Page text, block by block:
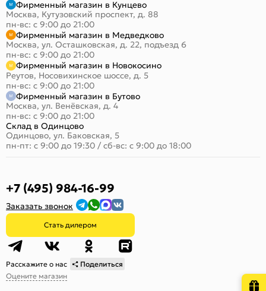
Фирменный магазин в Кунцево
Москва, Кутузовский проспект, д. 88
пн-вс: с 9:00 до 21:00
Фирменный магазин в Медведково
Москва, ул. Осташковская, д. 22, подъезд 6
пн-вс: с 9:00 до 21:00
Фирменный магазин в Новокосино
Реутов, Носовихинское шоссе, д. 5
пн-вс: с 9:00 до 21:00
Фирменный магазин в Бутово
Москва, ул. Венёвская, д. 4
пн-вс: с 9:00 до 21:00
Склад в Одинцово
Одинцово, ул. Баковская, 5
пн-пт: с 9:00 до 19:30 / сб-вс: с 9:00 до 18:00
+7 (495) 984-16-99
Заказать звонок
Стать дилером
Расскажите о нас
Поделиться
Оцените магазин